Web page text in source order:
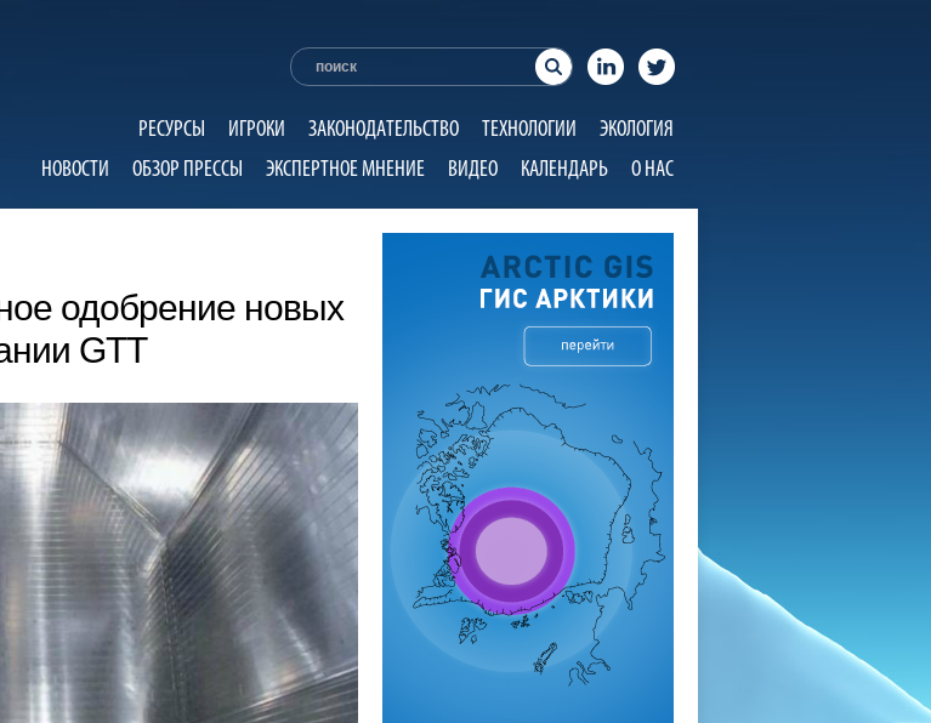
РЕСУРСЫ ИГРОКИ ЗАКОНОДАТЕЛЬСТВО ТЕХНОЛОГИИ
ЭКОЛОГИЯ
НОВОСТИ
ОБЗОР ПРЕССЫ ЭКСПЕРТНОЕ МНЕНИЕ ВИДЕО КАЛЕНДАРЬ О НАС
одобрение новых
GTT